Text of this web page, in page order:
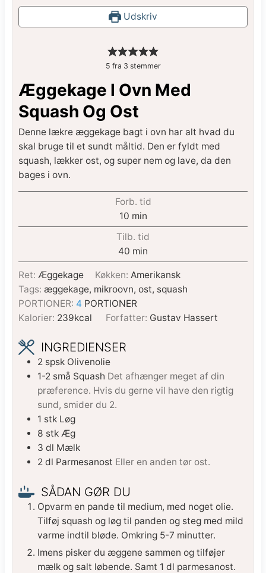
Udskriv
5 fra 3 stemmer
Æggekage I Ovn Med
Squash Og Ost
Denne lækre æggekage bagt i ovn har alt hvad du
skal bruge til et sundt måltid. Den er fyldt med
squash, lækker ost, og super nem og lave, da den
bages i ovn.
Forb. tid
10 min
Tilb. tid
40 min
Ret:Æggekage Køkken: Amerikansk
Tags:æggekage, mikroovn, ost, squash
PORTIONER: 4 PORTIONER
Kalorier: 239kcal Forfatter: Gustav Hassert
INGREDIENSER
2 spsk Olivenolie
1-2 små Squash Det afhænger meget af din
præference. Hvis du gerne vil have den rigtig
sund, smider du 2.
1 stk Løg
8 stk Æg
3 dl Mælk
2 dl Parmesanost Eller en anden tør ost.
SÅDAN GØR DU
Opvarm en pande til medium, med noget olie.
Tilføj squash og løg til panden og steg med mild
varme indtil bløde. Omkring 5-7 minutter.
Imens pisker du æggene sammen og tilføjer
mælk og salt løbende. Samt 1 dl parmesanost.